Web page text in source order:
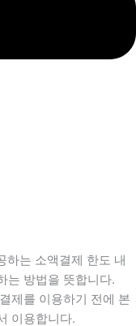
는 소액결제 한도 내
는 방법을 뜻합니다.
제를 이용하기 전에 본
이용합니다.